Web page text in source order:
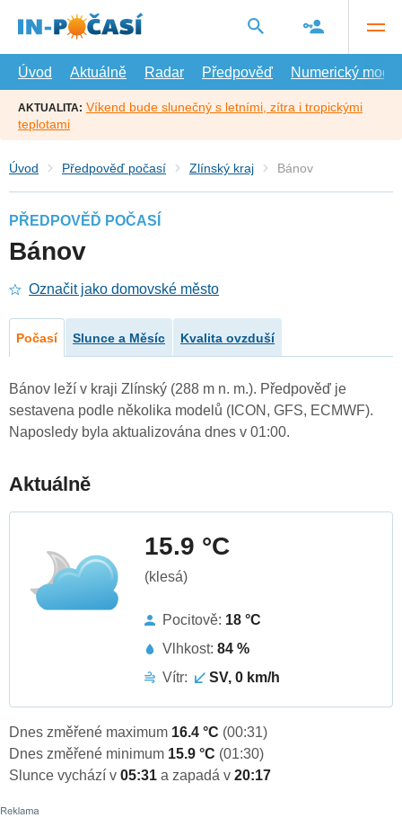
hlavní
Úvod
Aktuálně Radar Předpověď Numerický model
AKTUALITA: Víkend bude slunečný s letními, zítra i tropickými
teplotami
Úvod Předpověď počasí Zlínský kraj Bánov
PŘEDPOVĚĎ POČASÍ
Bánov
Označit jako domovské město
Počasí Slunce a Měsíc Kvalita ovzduší
Bánov leží v kraji Zlínský (288 m n. m.). Předpověď je
sestavena podle několika modelů (ICON, GFS, ECMWF).
Naposledy byla aktualizována dnes v 01:00.
Aktuálně
15.9 °C
(klesá)
Pocitově: 18 °C
Vlhkost: 84 %
Vítr:
SV, 0 km/h
Dnes změřené maximum 16.4 °C (00:31)
Dnes změřené minimum 15.9 °C (01:30)
Slunce vychází v 05:31 a zapadá v 20:17